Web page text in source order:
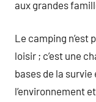
aux grandes
Le camping n’est
loisir ; c’est une
bases de la
l’environnement